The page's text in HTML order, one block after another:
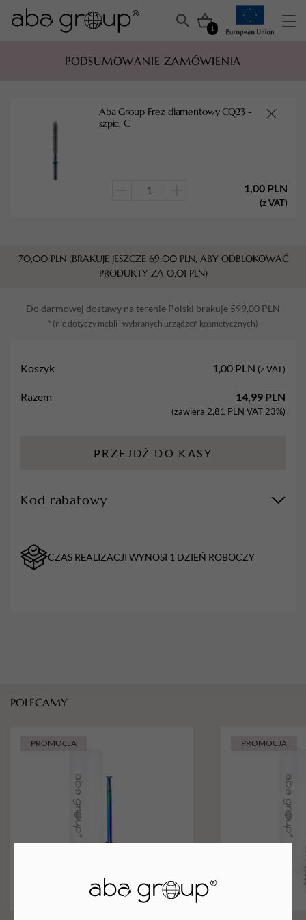
1
PODSUMOWANIE ZAMÓWIENIA
Aba Group Frez diamentowy CQ23 -
szpic, C
diamentowy
CQ23
szpic,
C
1,00 PLN
(z VAT)
70,00 PLN (BRAKUJE JESZCZE 69,00 PLN, ABY ODBLOKOWAĆ
PRODUKTY ZA 0,01 PLN)
Do darmowej dostawy na terenie Polski brakuje 599,00 PLN
* (nie dotyczy mebli i wybranych urządzeń kosmetycznych)
Koszyk 1,00 PLN (z VAT)
Razem 14,99 PLN
(zawiera 2,81 PLN VAT 23%)
PRZEJDŹ DO KASY
Kod rabatowy
CZAS REALIZACJI WYNOSI 1 DZIEŃ ROBOCZY
POLECAMY
PROMOCJA PROMOCJA